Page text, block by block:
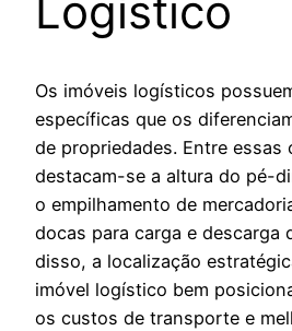
Os imóveis logísticos
específicas que os
de propriedades. Entre essas
destacam-se a altura do pé-
o empilhamento de
docas para carga e descarga
disso, a localização
imóvel logístico bem
os custos de transporte e